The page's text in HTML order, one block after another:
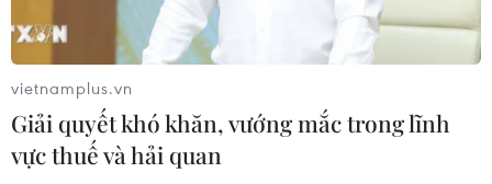
vietnamplus.vn
Giải quyết khó khăn, vướng mắc trong lĩnh
vực thuế và hải quan